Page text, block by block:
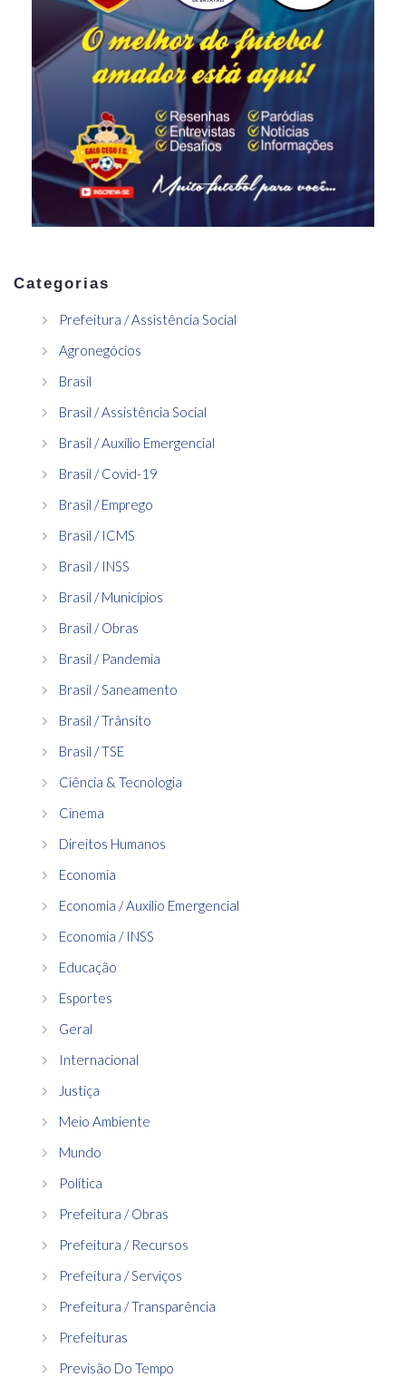
Categorias
Prefeitura / Assistência Social
Agronegócios
Brasil
Brasil / Assistência Social
Brasil / Auxílio Emergencial
Brasil / Covid-19
Brasil / Emprego
Brasil / ICMS
Brasil / INSS
Brasil / Municípios
Brasil / Obras
Brasil / Pandemia
Brasil / Saneamento
Brasil / Trânsito
Brasil / TSE
Ciência & Tecnologia
Cinema
Direitos Humanos
Economia
Economia / Auxílio Emergencial
Economia / INSS
Educação
Esportes
Geral
Internacional
Justiça
Meio Ambiente
Mundo
Política
Prefeitura / Obras
Prefeitura / Recursos
Prefeitura / Serviços
Prefeitura / Transparência
Prefeituras
Previsão Do Tempo